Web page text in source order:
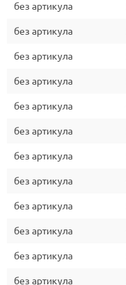
без артикула
без артикула
без артикула
без артикула
без артикула
без артикула
без артикула
без артикула
без артикула
без артикула
без артикула
без артикула